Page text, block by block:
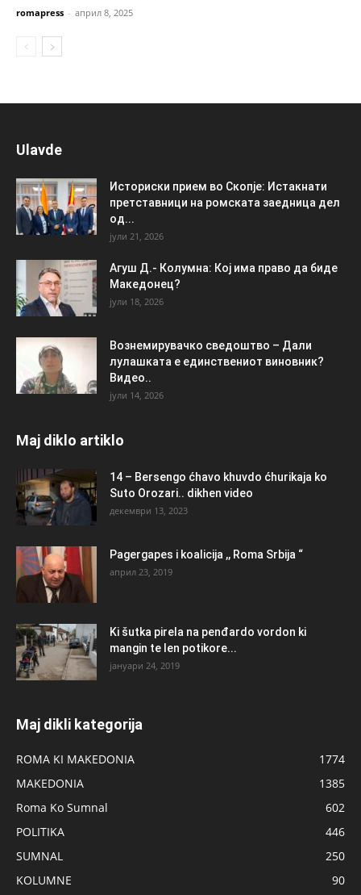
romapress - април 8, 2025
Ulavde
Историски прием во Скопје: Истакнати
претставници на ромската заедница дел
од...
јули 21, 2026
Агуш Д.- Колумна: Кој има право да биде
Македонец?
јули 18, 2026
Вознемирувачко сведоштво – Дали
лулашката е единствениот виновник?
Видео..
јули 14, 2026
Maj diklo artiklo
14 – Bersengo ćhavo khuvdo ćhurikaja ko
Suto Orozari.. dikhen video
декември 13, 2023
Pagergapes i koalicija ,, Roma Srbija “
април 23, 2019
Ki šutka pirela na penđardo vordon ki
mangin te len potikore...
јануари 24, 2019
Maj dikli kategorija
ROMA KI MAKEDONIA
1774
MAKEDONIA
1385
Roma Ko Sumnal
602
POLITIKA
446
SUMNAL
250
KOLUMNE
90